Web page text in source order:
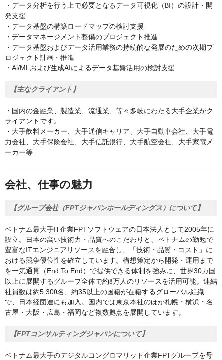
・データ分析を行う上で必要となるデータ可視化（BI）の設計・開
発支援
・データ基盤の構築ロードマップの検討支援
・データマネージメント整備のプロジェクト推進
・データ基盤およびデータ活用業務の持続的な発展のための次期プ
ロジェクト計画・推進
・Ai/MLおよび生成AIによるデータ基盤活用の検討支援
【主なクライアント】
・国内の金融業、製造業、流通業、等々多岐にわたる大手企業がク
ライアントです。
・大手飲料メーカー、大手通信キャリア、大手自動車会社、大手電
力会社、大手保険会社、大手信託銀行、大手航空会社、大手家電メ
ーカー等
会社、仕事の魅力
【グループ会社（FPTジャパンホールディングス）について】
ベトナム最大手IT企業FPTソフトウェアの日本法人として2005年に
設立。日本の高い技術力・品質へのこだわりと、ベトナムの勤勉で
豊富なITエンジニアリソースを融合し、「技術・品質・コスト」に
おける競争優位性を確立しています。構想策定から開発・運用まで
を一気通貫（End To End）で提供できる体制を強みに、世界30カ国
以上に展開するグループ全体で約8万人のリソースを活用可能。連結
社員数は約5,300名、約35以上の国籍が在籍するグローバル組織
で、日本経団連にも加入。国内では東京本社のほか札幌・横浜・名
古屋・大阪・広島・福岡など複数拠点を展開しています。
【FPTコンサルティングジャパンについて】
ベトナム最大手のデジタルコングロマリット企業FPTグループを母